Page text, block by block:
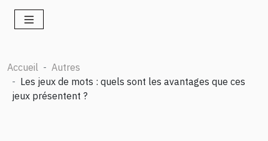
Accueil
Autres
Les jeux de mots : quels sont les avantages que ces
jeux présentent ?